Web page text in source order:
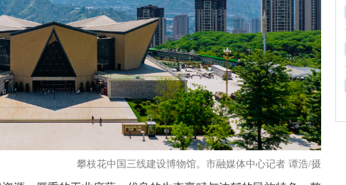
攀枝花中国三线建设博物馆。市融媒体中心记者 谭浩/摄